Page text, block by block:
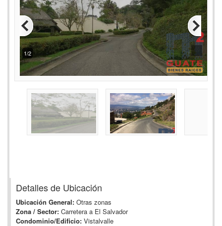
2/2
Detalles de Ubicación
Ubicación General: Otras zonas
Zona / Sector: Carretera a El Salvador
Condominio/Edificio: Vistalvalle